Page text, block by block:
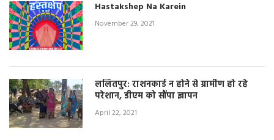
Hastakshep Na Karein
November 29, 2021
ललितपुर: राशनकार्ड न होने से ग्रामीण हो रहे
परेशान, डीएम को सौंपा ज्ञापन
April 22, 2021